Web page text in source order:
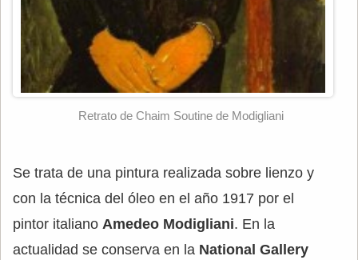
Retrato de Chaim Soutine de Modigliani
Se trata de una pintura realizada sobre lienzo y
con la técnica del óleo en el año 1917 por el
pintor italiano Amedeo Modigliani. En la
actualidad se conserva en la National Gallery